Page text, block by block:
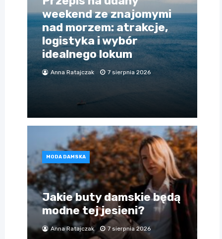
weekend ze znajomymi
nad morzem: atrakcje,
logistyka i wybór
idealnego lokum
Anna Ratajczak 7 sierpnia 2026
MODA DAMSKA
Jakie buty damskie będą
modne tej jesieni?
Anna Ratajczak 7 sierpnia 2026